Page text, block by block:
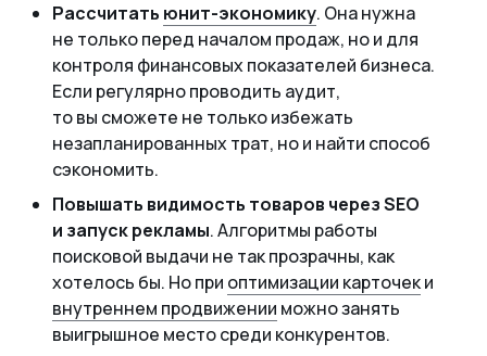
Рассчитать юнит-экономику. Она нужна
не только перед началом продаж, но и для
контроля финансовых показателей бизнеса.
Если регулярно проводить аудит,
то вы сможете не только избежать
незапланированных трат, но и найти способ
сэкономить.
Повышать видимость товаров через SEO
и запуск рекламы. Алгоритмы работы
поисковой выдачи не так прозрачны, как
хотелось бы. Но при оптимизации карточеки
внутреннем продвижении можно занять
выигрышное место среди конкурентов.